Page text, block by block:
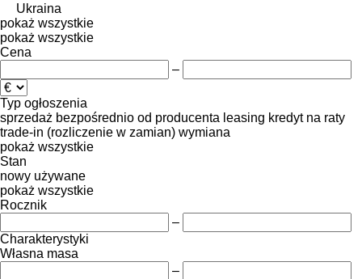
Ukraina
pokaż wszystkie
pokaż wszystkie
Cena
–
Typ ogłoszenia
sprzedaż bezpośrednio od producenta leasing kredyt na raty
trade-in (rozliczenie w zamian) wymiana
pokaż wszystkie
Stan
nowy używane
pokaż wszystkie
Rocznik
–
Charakterystyki
Własna masa
–